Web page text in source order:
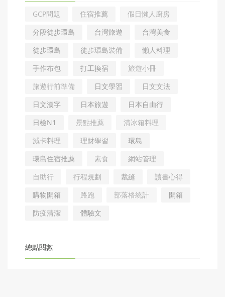
GCP問題 住宿推薦
假日懶人廚房
分段徒步環島
台灣旅遊
台灣美食
徒步環島
徒步環島裝備
懶人料理
手作布包
打工換宿
旅遊小冊
旅遊行前準備
日文學習
日文文法
日文漢字
日本旅遊
日本自由行
日檢N1
景點推薦
清冰箱料理
減卡料理
理財學習
環島
環島住宿推薦
素食
網站管理
自助行
行程規劃 裁縫
讀書心得
購物開箱
路跑 部落格統計
開箱
防疫清潔
體驗文
總點閱數